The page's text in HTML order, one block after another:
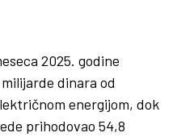
2025. godine
dinara od
energijom, dok
prihodovao 54,8